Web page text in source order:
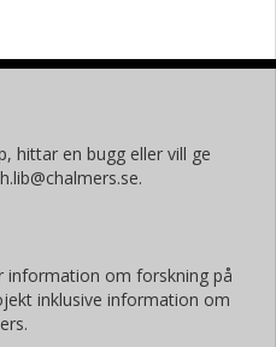
hittar en bugg eller vill ge
information om forskning på
inklusive information om